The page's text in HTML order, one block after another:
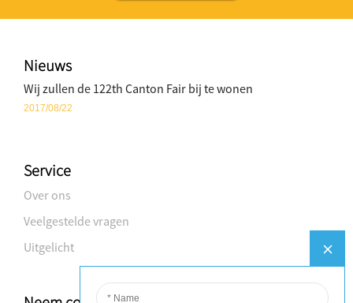
Nieuws
Wij zullen de 122th Canton Fair bij te wonen
2017/08/22
Service
Over ons
Veelgestelde vragen
Uitgelicht